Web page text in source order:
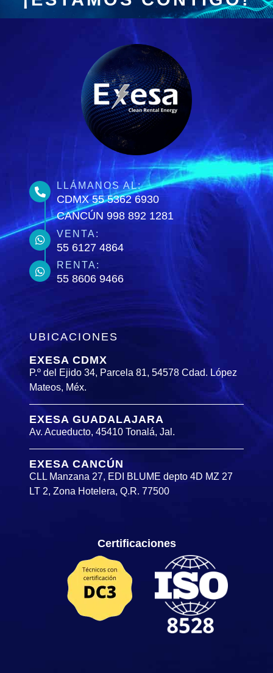
LLÁMANOS AL:
CDMX 55 5362 6930
CANCÚN 998 892 1281
VENTA:
55 6127 4864
RENTA:
55 8606 9466
UBICACIONES
EXESA CDMX
P.º del Ejido 34, Parcela 81, 54578 Cdad. López
Mateos, Méx.
EXESA GUADALAJARA
Av. Acueducto, 45410 Tonalá, Jal.
EXESA CANCÚN
CLL Manzana 27, EDI BLUME depto 4D MZ 27
LT 2, Zona Hotelera, Q.R. 77500
Certificaciones